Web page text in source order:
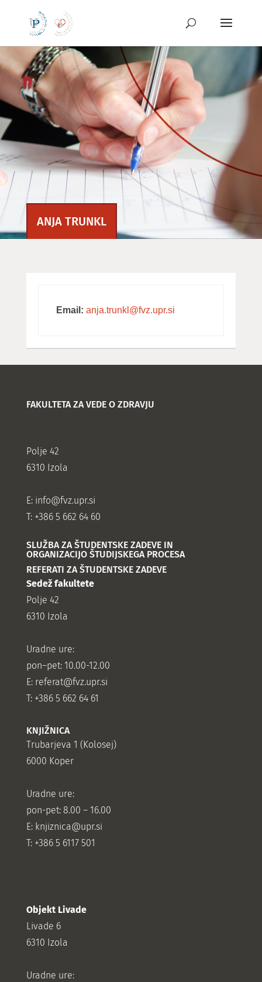
vsebino
ANJA TRUNKL
Email: anja.trunkl@fvz.upr.si
FAKULTETA ZA VEDE O ZDRAVJU
Polje 42
6310 Izola
E: info@fvz.upr.si
T: +386 5 662 64 60
SLUŽBA ZA ŠTUDENTSKE ZADEVE IN
ORGANIZACIJO ŠTUDIJSKEGA PROCESA
REFERATI ZA ŠTUDENTSKE ZADEVE
Sedež fakultete
Polje 42
6310 Izola
Uradne ure:
pon–pet: 10.00-12.00
E: referat@fvz.upr.si
T: +386 5 662 64 61
KNJIŽNICA
Trubarjeva 1 (Kolosej)
6000 Koper
Uradne ure:
pon-pet: 8.00 – 16.00
E: knjiznica@upr.si
T: +386 5 6117 501
Objekt Livade
Livade 6
6310 Izola
Uradne ure: